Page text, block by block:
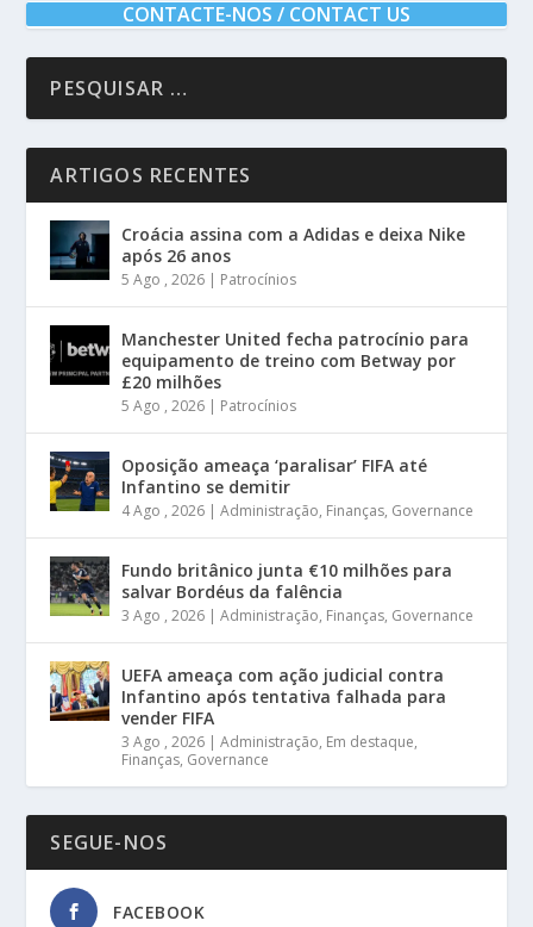
CONTACTE-NOS / CONTACT US
ARTIGOS RECENTES
Croácia assina com a Adidas e deixa Nike
após 26 anos
5 Ago , 2026 | Patrocínios
Manchester United fecha patrocínio para
equipamento de treino com Betway por
£20 milhões
5 Ago , 2026 | Patrocínios
Oposição ameaça ‘paralisar’ FIFA até
Infantino se demitir
4 Ago , 2026 |Administração, Finanças, Governance
Fundo britânico junta €10 milhões para
salvar Bordéus da falência
3 Ago , 2026 |Administração, Finanças, Governance
UEFA ameaça com ação judicial contra
Infantino após tentativa falhada para
vender FIFA
3 Ago , 2026 |Administração, Em destaque,
Finanças, Governance
SEGUE-NOS
FACEBOOK